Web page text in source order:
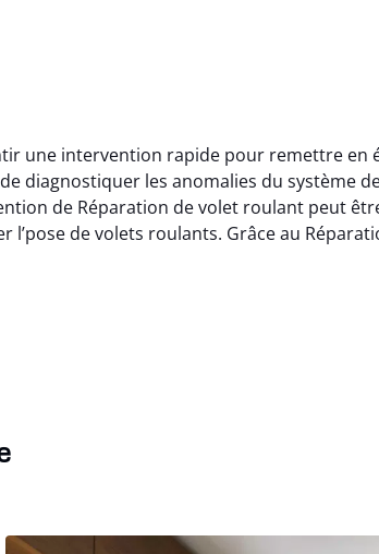
une intervention rapide pour remettre en
diagnostiquer les anomalies du système
de Réparation de volet roulant peut
l’pose de volets roulants. Grâce au